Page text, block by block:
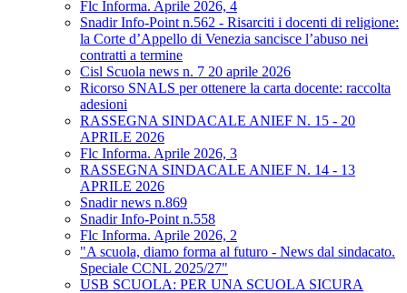
Flc Informa. Aprile 2026, 4
Snadir Info-Point n.562 - Risarciti i docenti di religione:
la Corte d’Appello di Venezia sancisce l’abuso nei
contratti a termine
Cisl Scuola news n. 7 20 aprile 2026
Ricorso SNALS per ottenere la carta docente: raccolta
adesioni
RASSEGNA SINDACALE ANIEF N. 15 - 20
APRILE 2026
Flc Informa. Aprile 2026, 3
RASSEGNA SINDACALE ANIEF N. 14 - 13
APRILE 2026
Snadir news n.869
Snadir Info-Point n.558
Flc Informa. Aprile 2026, 2
"A scuola, diamo forma al futuro - News dal sindacato.
Speciale CCNL 2025/27"
USB SCUOLA: PER UNA SCUOLA SICURA